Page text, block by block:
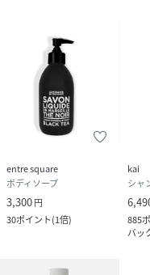
entre square
ボディソープ
3,300円
30ポイント(1倍)
kai
シャ
885
バッ